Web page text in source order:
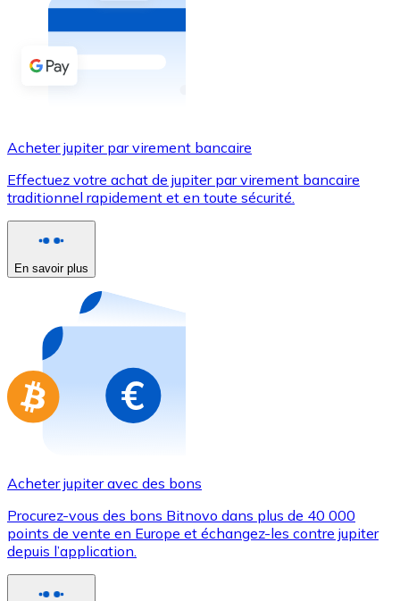
Acheter avec espèces
Virement SEPA
Utilisez les cartes Visa et Mastercard pour acheter
Acheter avec carte
Nouveau
Achetez des cartes-cadeaux de vos marques
Aller à la boutique de cartes-cadeaux
Acheter jupiter par virement bancaire
Effectuez votre achat de jupiter par virement bancaire
traditionnel rapidement et en toute sécurité.
En savoir plus
Acheter jupiter avec des bons
Procurez-vous des bons Bitnovo dans plus de 40 000
points de vente en Europe et échangez-les contre jupiter
depuis l’application.